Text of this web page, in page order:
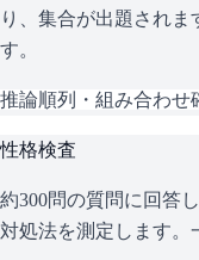
り、集合が出題され
す。
推論順列・組み合わせ
性格検査
約300問の質問に回答
対処法を測定します。